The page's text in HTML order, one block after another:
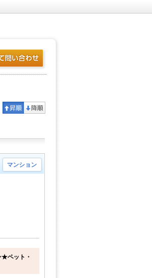
マンション
ペット・